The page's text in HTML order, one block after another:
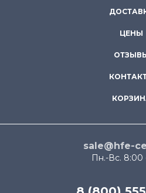
ЦЕНЫ
sale@hfe-
Пн.-Вс. 8:00